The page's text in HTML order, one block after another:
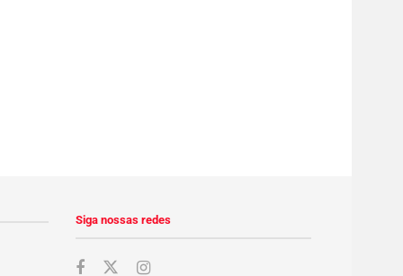
Siga nossas redes